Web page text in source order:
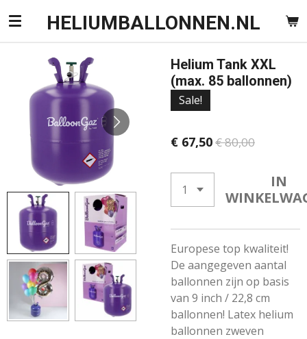
Ga
direct
hoofdinhoud
HELIUMBALLONNEN.NL
Helium Tank XXL
(max. 85 ballonnen)
Sale!
€ 67,50€ 80,00
IN
Europese top kwaliteit!
De aangegeven aantal
ballonnen zijn op basis
van 9 inch / 22,8 cm
ballonnen! Latex helium
ballonnen zweven